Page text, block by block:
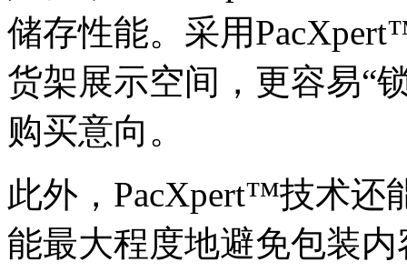
储存性能。采用
货架展示空间，更容易“
购买意向。
此外，PacXpert™技术还
能最大程度地避免包装